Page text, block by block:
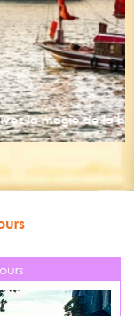
d’Halong